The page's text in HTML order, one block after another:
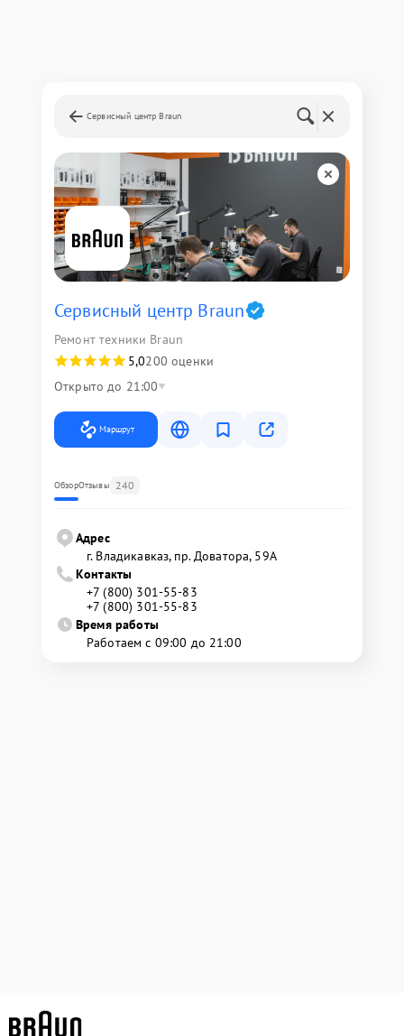
Сервисный центр Braun
Сервисный центр Braun
Ремонт техники Braun
5,0200 оценки
Открыто до 21:00
Маршрут
ОбзорОтзывы 240
Адрес
г. Владикавказ, пр. Доватора, 59А
Контакты
+7 (800) 301-55-83
+7 (800) 301-55-83
Время работы
Работаем с 09:00 до 21:00